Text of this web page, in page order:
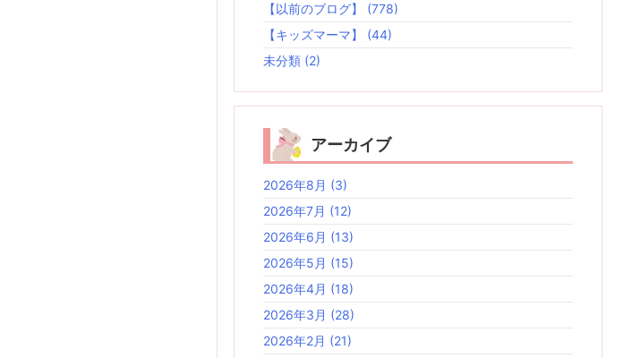
【以前のブログ】 (778)
【キッズマーマ】 (44)
未分類 (2)
アーカイブ
2026年8月 (3)
2026年7月 (12)
2026年6月 (13)
2026年5月 (15)
2026年4月 (18)
2026年3月 (28)
2026年2月 (21)